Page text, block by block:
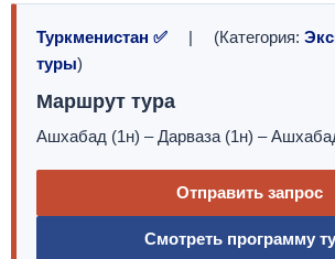
Туркменистан ✅ | (Категория:
туры)
Маршрут тура
Ашхабад (1н) – Дарваза (1н) –
Отправить запрос
Смотреть программу